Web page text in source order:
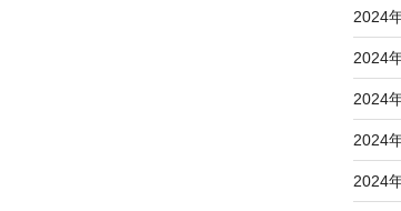
2024
2024
2024
2024
2024